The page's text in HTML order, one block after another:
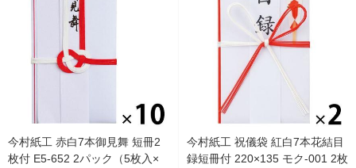
今村紙工 赤白7本御見舞 短冊2
枚付 E5-652 2パック（5枚入×
今村紙工 祝儀袋 紅白7本花結目
録短冊付 220×135 モク-001 2枚